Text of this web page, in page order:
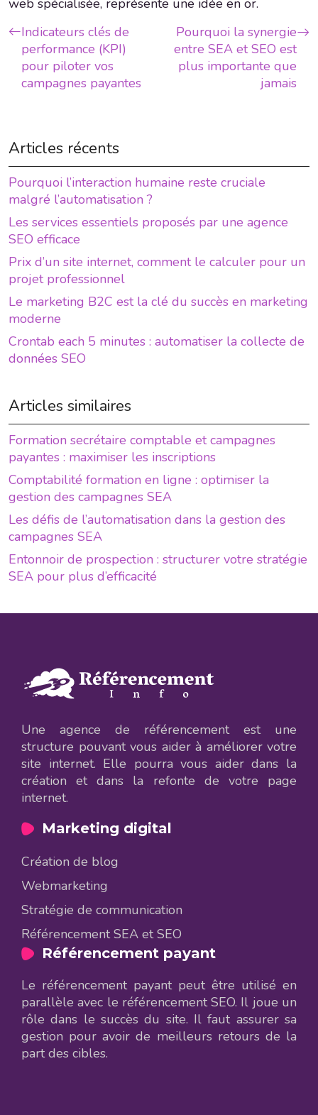
Indicateurs clés de
performance (KPI)
pour piloter vos
campagnes payantes
Pourquoi la synergie
entre SEA et SEO est
plus importante que
jamais
Articles récents
Pourquoi l’interaction humaine reste cruciale
malgré l’automatisation ?
Les services essentiels proposés par une agence
SEO efficace
Prix d’un site internet, comment le calculer pour un
projet professionnel
Le marketing B2C est la clé du succès en marketing
moderne
Crontab each 5 minutes : automatiser la collecte de
données SEO
Articles similaires
Formation secrétaire comptable et campagnes
payantes : maximiser les inscriptions
Comptabilité formation en ligne : optimiser la
gestion des campagnes SEA
Les défis de l’automatisation dans la gestion des
campagnes SEA
Entonnoir de prospection : structurer votre stratégie
SEA pour plus d’efficacité
Une agence de référencement est une
structure pouvant vous aider à améliorer votre
site internet. Elle pourra vous aider dans la
création et dans la refonte de votre page
internet.
Marketing digital
Création de blog
Webmarketing
Stratégie de communication
Référencement SEA et SEO
Référencement payant
Le référencement payant peut être utilisé en
parallèle avec le référencement SEO. Il joue un
rôle dans le succès du site. Il faut assurer sa
gestion pour avoir de meilleurs retours de la
part des cibles.